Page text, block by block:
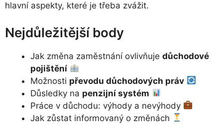
hlavní aspekty, které je třeba zvážit.
Nejdůležitější body
Jak změna zaměstnání ovlivňuje důchodové
pojištění
Možnosti převodu důchodových práv
Důsledky na penzijní systém
Práce v důchodu: výhody a nevýhody
Jak zůstat informovaný o změnách